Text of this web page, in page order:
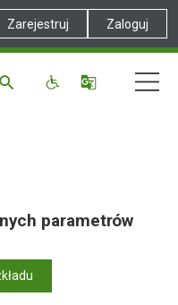
Zarejestruj Zaloguj
parametrów